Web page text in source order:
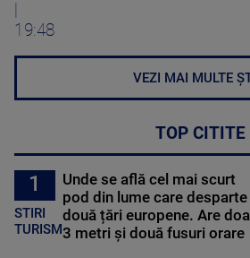
19:48
VEZI MAI MULTE
TOP CITITE
1
STIRI
TURISM
Unde se află cel mai scurt
pod din lume care desparte
două țări europene. Are
3 metri și două fusuri orare